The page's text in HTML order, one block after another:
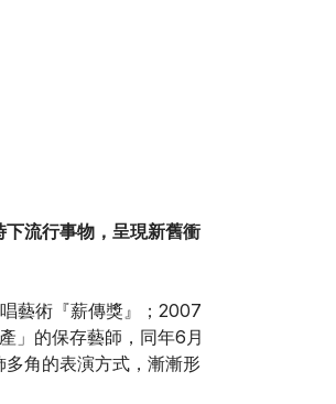
流行事物，呈現新舊衝
藝術『薪傳獎』；2007
」的保存藝師，同年6月
角的表演方式，漸漸形